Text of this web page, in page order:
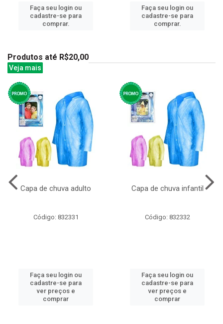
Faça seu login ou
cadastre-se para
comprar.
Faça seu login ou
cadastre-se para
comprar.
Produtos até R$20,00
Veja mais
Capa de chuva adulto
Código: 832331
Faça seu login ou
cadastre-se para
ver preços e
comprar
Capa de chuva infantil
Código: 832332
Faça seu login ou
cadastre-se para
ver preços e
comprar